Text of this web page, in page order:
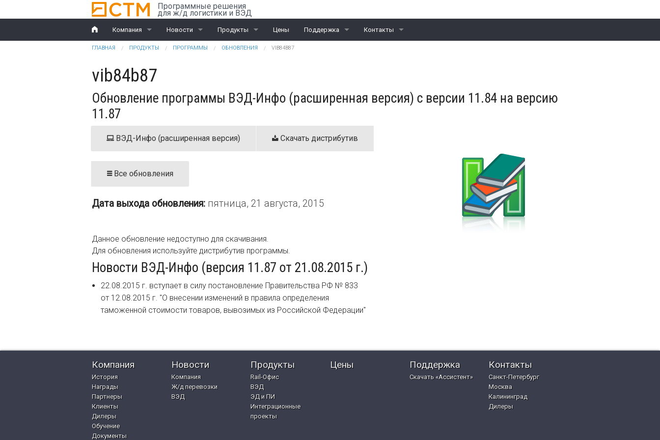
Перейти к основному содержанию Программные решения
для ж/д логистики и ВЭД
Компания
История
Награды
Партнеры
Клиенты
Дилеры
Обучение
Новости
Компания
ВЭД
Продукты
Rail-Офис
ЭД и ПИ
Цены Поддержка Контакты
Калининград
Вы здесь
ГЛАВНАЯ ПРОДУКТЫ ПРОГРАММЫ ОБНОВЛЕНИЯ VIB84B87
vib84b87
Обновление программы ВЭД-Инфо (расширенная версия) с версии 11.84 на версию
11.87
ВЭД-Инфо (расширенная версия) Скачать дистрибутив
Все обновления
Дата выхода обновления: пятница, 21 августа, 2015
Данное обновление недоступно для скачивания.
Для обновления используйте дистрибутив программы.
Новости ВЭД-Инфо (версия 11.87 от 21.08.2015 г.)
22.08.2015 г. вступает в силу постановление Правительства РФ № 833
от 12.08.2015 г. "О внесении изменений в правила определения
таможенной стоимости товаров, вывозимых из Российской Федерации"
Компания
История
Награды
Партнеры
Клиенты
Дилеры
Обучение
Документы
Новости
Компания
Ж/д перевозки
ВЭД
Продукты
Rail-Офис
ВЭД
ЭД и ПИ
Интеграционные
проекты
Цены Поддержка
Скачать «Ассистент»
Контакты
Санкт-Петербург
Москва
Калининград
Дилеры